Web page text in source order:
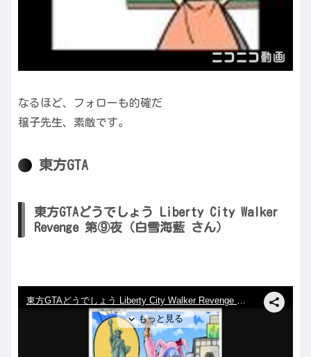
なるほど、フォローも的確だ
穣子先生、素敵です。
東方GTA
東方GTAどうでしょう Liberty City Walker
Revenge 第⑨夜（白雪海藍 さん）